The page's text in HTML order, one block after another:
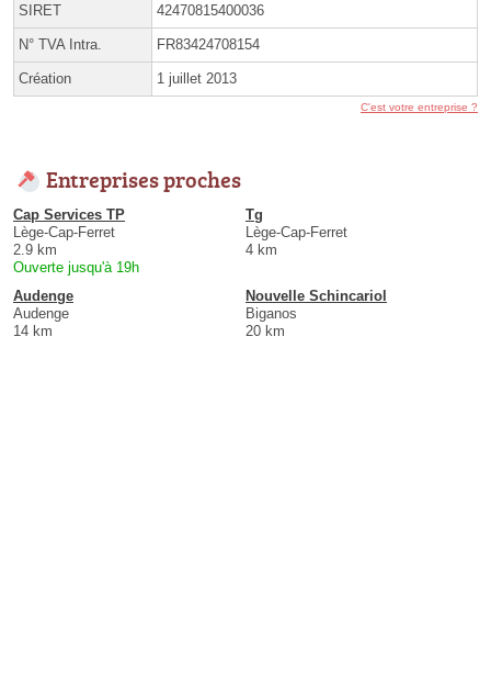
SIRET 42470815400036
N° TVA Intra. FR83424708154
Création 1 juillet 2013
C'est votre entreprise ?
Entreprises proches
Cap Services TP
Lège-Cap-Ferret
2.9 km
Ouverte jusqu'à 19h
Tg
Lège-Cap-Ferret
4 km
Audenge
Audenge
14 km
Nouvelle Schincariol
Biganos
20 km